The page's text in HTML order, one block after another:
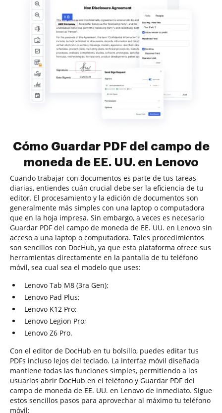
Cómo Guardar PDF del campo de
moneda de EE. UU. en Lenovo
Cuando trabajar con documentos es parte de tus tareas
diarias, entiendes cuán crucial debe ser la eficiencia de tu
editor. El procesamiento y la edición de documentos son
generalmente más simples con una laptop o computadora
que en la hoja impresa. Sin embargo, a veces es necesario
Guardar PDF del campo de moneda de EE. UU. en Lenovo sin
acceso a una laptop o computadora. Tales procedimientos
son sencillos con DocHub, ya que esta plataforma ofrece sus
herramientas directamente en la pantalla de tu teléfono
móvil, sea cual sea el modelo que uses:
Lenovo Tab M8 (3ra Gen);
Lenovo Pad Plus;
Lenovo K12 Pro;
Lenovo Legion Pro;
Lenovo Z6 Pro.
Con el editor de DocHub en tu bolsillo, puedes editar tus
PDFs incluso lejos del teclado. La interfaz móvil diseñada
mantiene todas las funciones simples, permitiendo a los
usuarios abrir DocHub en el teléfono y Guardar PDF del
campo de moneda de EE. UU. en Lenovo de inmediato. Sigue
estos sencillos pasos para aprovechar al máximo tu teléfono
móvil: